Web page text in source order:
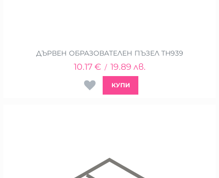
ДЪРВЕН ОБРАЗОВАТЕЛЕН ПЪЗЕЛ TH939
10.17 € / 19.89 лв.
КУПИ